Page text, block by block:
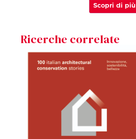
Scopri di più
Ricerche correlate